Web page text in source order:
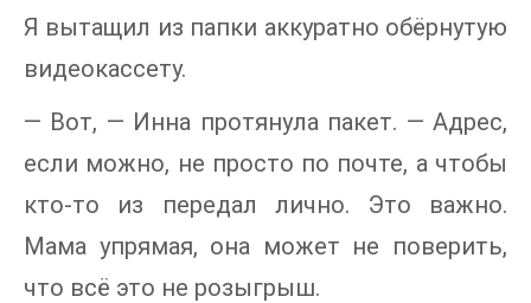
Я вытащил из папки аккуратно обёрнутую
видеокассету.
— Вот, — Инна протянула пакет. — Адрес,
если можно, не просто по почте, а чтобы
кто-то из передал лично. Это важно.
Мама упрямая, она может не поверить,
что всё это не розыгрыш.